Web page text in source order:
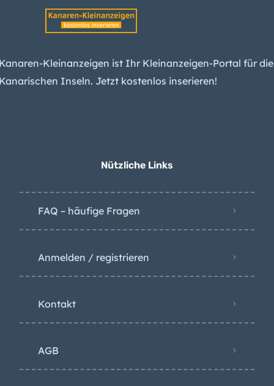
Tank explodiert:
Tödlicher Unfall in
Canaria
Kleinanzeigen ist Ihr Kleinanzeigen-Portal für die
Inseln. Jetzt kostenlos inserieren!
Nützliche Links
FAQ – häufige Fragen
Anmelden / registrieren
Kontakt
AGB